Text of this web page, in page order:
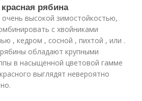
рябина
высокой зимостойкостью,
с хвойниками
, кедром , сосной , пихтой , или .
обладают крупными
в насыщенной цветовой гамме
выглядят невероятно